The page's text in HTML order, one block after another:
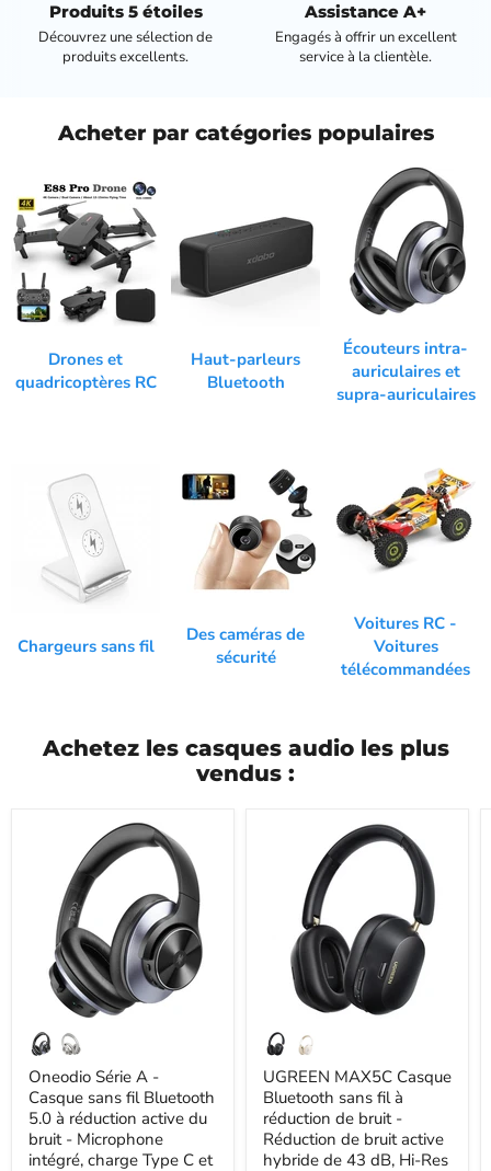
Produits 5 étoiles
Découvrez une sélection de
produits excellents.
Assistance A+
Engagés à offrir un excellent
service à la clientèle.
Acheter par catégories populaires
Drones et
quadricoptères RC
Haut-parleurs
Bluetooth
Écouteurs intra-
auriculaires et
supra-auriculaires
Chargeurs sans fil
Des caméras de
sécurité
Voitures RC -
Voitures
télécommandées
Achetez les casques audio les plus
vendus :
Casque
Bluetooth
réduction
du
bruit
Microphone
intégré,
charge
Type
C
Oneodio Série A -
Casque sans fil Bluetooth
5.0 à réduction active du
bruit - Microphone
intégré, charge Type C et
Bluetooth
réduction
de
bruit
active
hybride
de
43
dB,
Hi-
UGREEN MAX5C Casque
Bluetooth sans fil à
réduction de bruit -
Réduction de bruit active
hybride de 43 dB, Hi-Res